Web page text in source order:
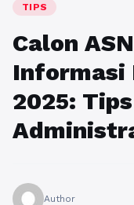
TIPS
Calon
Informasi
2025:
Author